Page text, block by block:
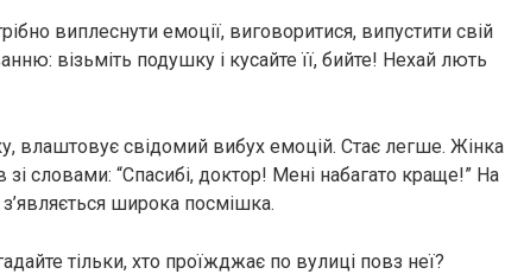
виплеснути емоції, виговоритися, випустити свій
візьміть подушку і кусайте її, бийте! Нехай лють
влаштовує свідомий вибух емоцій. Стає легше. Жінка
зі словами: “Спасибі, доктор! Мені набагато краще!” На
широка посмішка.
тільки, хто проїжджає по вулиці повз неї?